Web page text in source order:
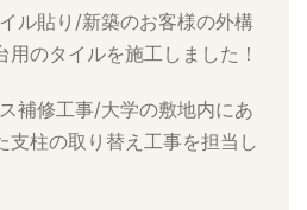
ル貼り/新築のお客様の外構
用のタイルを施工しました！
補修工事/大学の敷地内にあ
支柱の取り替え工事を担当し